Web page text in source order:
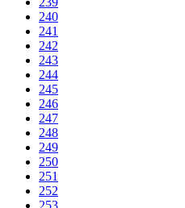
240
241
242
243
244
245
246
247
248
249
250
251
252
253